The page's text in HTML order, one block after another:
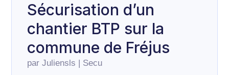
Sécurisation d’un
chantier BTP sur la
commune de Fréjus
parJuliensls | Secu